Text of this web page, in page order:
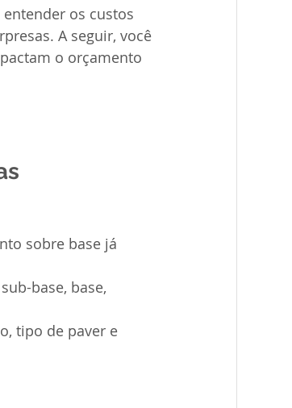
os custos
A seguir, você
o orçamento
sobre base já
base, base,
tipo de paver e